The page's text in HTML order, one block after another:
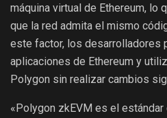
máquina virtual de Ethereum, lo
que la red admita el mismo
este factor, los desarrolladores
aplicaciones de Ethereum y
Polygon sin realizar cambios
«Polygon zkEVM es el